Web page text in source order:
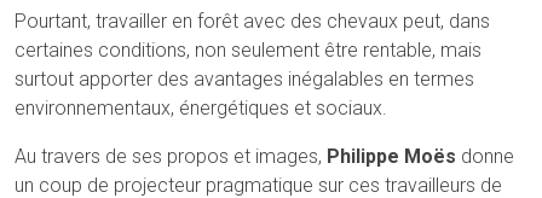
Pourtant, travailler en forêt avec des chevaux peut, dans
certaines conditions, non seulement être rentable, mais
surtout apporter des avantages inégalables en termes
environnementaux, énergétiques et sociaux.
Au travers de ses propos et images, Philippe Moës donne
un coup de projecteur pragmatique sur ces travailleurs de